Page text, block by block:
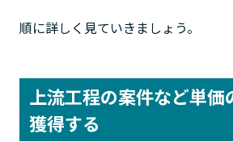
順に詳しく見ていきましょう。
上流工程の案件など単価
獲得する